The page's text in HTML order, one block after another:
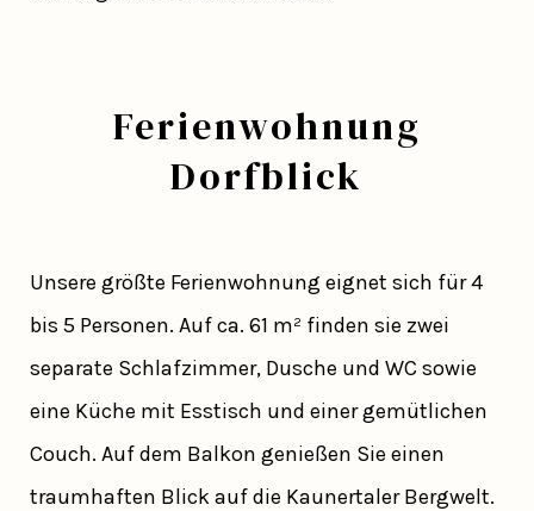
Ferienwohnung
Dorfblick
Unsere größte Ferienwohnung eignet sich für 4
bis 5 Personen. Auf ca. 61 m² finden sie zwei
separate Schlafzimmer, Dusche und WC sowie
eine Küche mit Esstisch und einer gemütlichen
Couch. Auf dem Balkon genießen Sie einen
traumhaften Blick auf die Kaunertaler Bergwelt.